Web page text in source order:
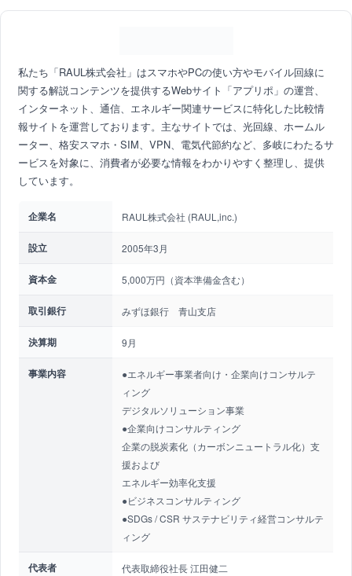
私たち「RAUL株式会社」はスマホやPCの使い方やモバイル回線に
関する解説コンテンツを提供するWebサイト「アプリポ」の運営、
インターネット、通信、エネルギー関連サービスに特化した比較情
報サイトを運営しております。主なサイトでは、光回線、ホームル
ーター、格安スマホ・SIM、VPN、電気代節約など、多岐にわたるサ
ービスを対象に、消費者が必要な情報をわかりやすく整理し、提供
しています。
企業名 RAUL株式会社 (RAUL,inc.)
設立 2005年3月
資本金 5,000万円（資本準備金含む）
取引銀行 みずほ銀行 青山支店
決算期 9月
事業内容
●エネルギー事業者向け・企業向けコンサルテ
ィング
デジタルソリューション事業
●企業向けコンサルティング
企業の脱炭素化（カーボンニュートラル化）支
援および
エネルギー効率化支援
●ビジネスコンサルティング
●SDGs / CSR サステナビリティ経営コンサルテ
ィング
代表者 代表取締役社長 江田健二